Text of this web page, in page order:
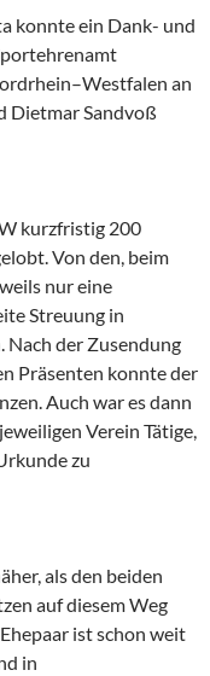
konnte ein Dank- und
an
Dietmar Sandvoß
kurzfristig 200
Von den, beim
nur eine
Streuung in
Nach der Zusendung
Präsenten konnte der
Auch war es dann
Verein Tätige,
zu
als den beiden
auf diesem Weg
ist schon weit
in